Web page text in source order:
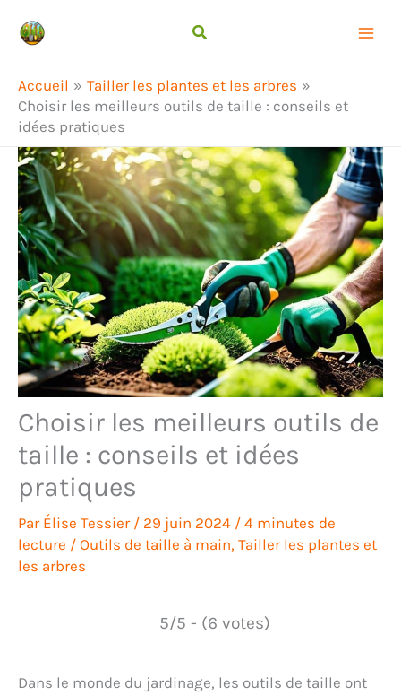
Accueil
Tailler les plantes et les arbres
Choisir les meilleurs outils de taille : conseils et
idées pratiques
Choisir les meilleurs outils de
taille : conseils et idées
pratiques
Par Élise Tessier / 29 juin 2024 / 4 minutes de
lecture / Outils de taille à main, Tailler les plantes et
les arbres
5/5 - (6 votes)
Dans le monde du jardinage, les outils de taille ont